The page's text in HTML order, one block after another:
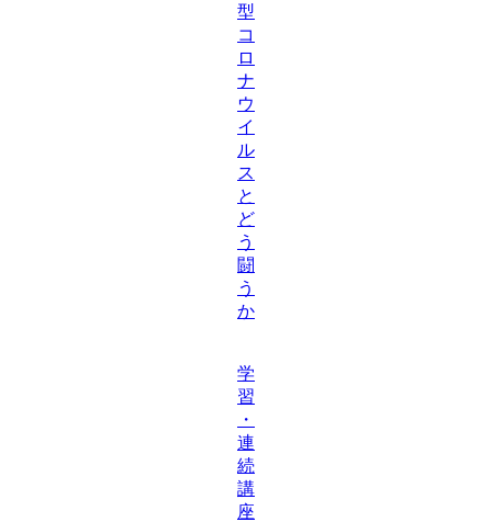
型
コ
ロ
ナ
ウ
イ
ル
ス
と
ど
う
闘
う
か
学
習
・
連
続
講
座